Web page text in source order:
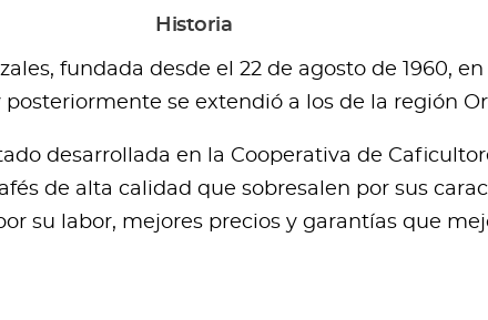
Historia
fundada desde el 22 de agosto de 1960,
se extendió a los de la región
desarrollada en la Cooperativa de
de alta calidad que sobresalen por sus
su labor, mejores precios y garantías que